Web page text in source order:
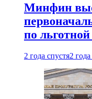
Минфин
по
2 года спустя2